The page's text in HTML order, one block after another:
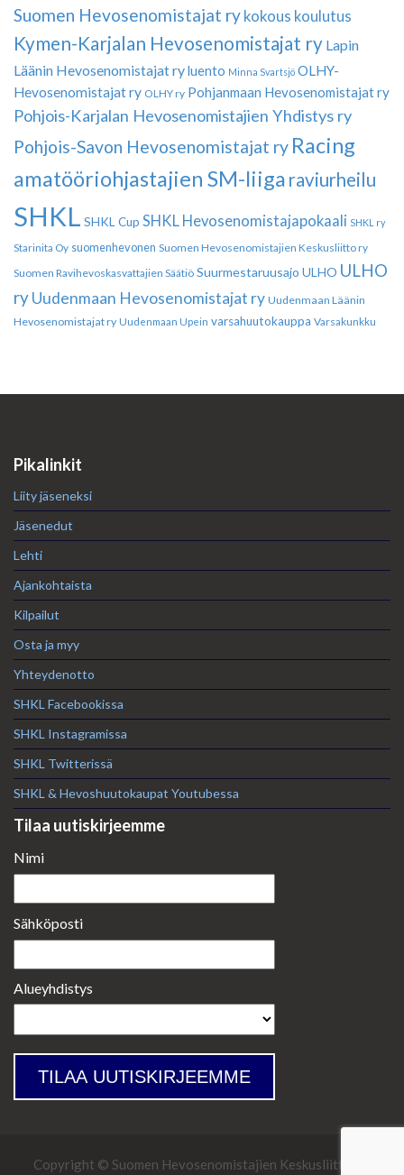
Suomen Hevosenomistajat ry kokous koulutus
Kymen-Karjalan Hevosenomistajat ry Lapin
Läänin Hevosenomistajat ryluento Minna Svartsjö OLHY-
Hevosenomistajat ry OLHY ry Pohjanmaan Hevosenomistajat ry
Pohjois-Karjalan Hevosenomistajien Yhdistys ry
Pohjois-Savon Hevosenomistajat ry Racing
amatööriohjastajien SM-liiga raviurheilu
SHKL SHKL Cup SHKL Hevosenomistajapokaali SHKL ry
Starinita Oy suomenhevonen Suomen Hevosenomistajien Keskusliitto ry
Suomen Ravihevoskasvattajien Säätiö Suurmestaruusajo ULHO ULHO
ryUudenmaan Hevosenomistajat ry Uudenmaan Läänin
Hevosenomistajat ry Uudenmaan Upein varsahuutokauppa Varsakunkku
Pikalinkit
Liity jäseneksi
Jäsenedut
Lehti
Ajankohtaista
Kilpailut
Osta ja myy
Yhteydenotto
SHKL Facebookissa
SHKL Instagramissa
SHKL Twitterissä
SHKL & Hevoshuutokaupat Youtubessa
Tilaa uutiskirjeemme
Nimi
Sähköposti
Alueyhdistys
TILAA UUTISKIRJEEMME
Copyright © Suomen Hevosenomistajien Keskusliitto Ry